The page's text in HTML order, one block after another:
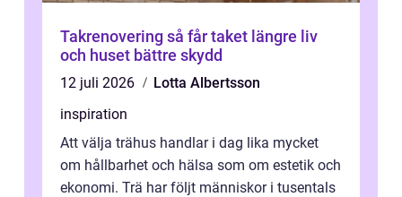
Takrenovering så får taket längre liv
och huset bättre skydd
12 juli 2026
Lotta Albertsson
inspiration
Att välja trähus handlar i dag lika mycket
om hållbarhet och hälsa som om estetik och
ekonomi. Trä har följt människor i tusentals